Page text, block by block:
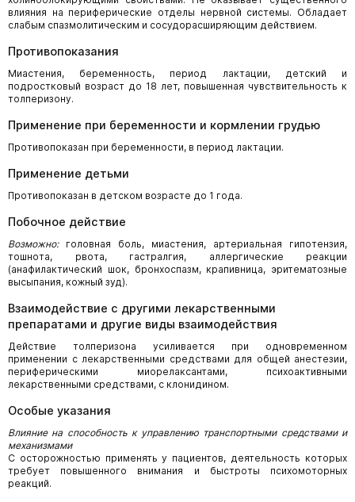
влияния на периферические отделы нервной системы. Обладает
слабым спазмолитическим и сосудорасширяющим действием.
Противопоказания
Миастения, беременность, период лактации, детский и
подростковый возраст до 18 лет, повышенная чувствительность к
толперизону.
Применение при беременности и кормлении грудью
Противопоказан при беременности, в период лактации.
Применение детьми
Противопоказан в детском возрасте до 1 года.
Побочное действие
Возможно:головная боль, миастения, артериальная гипотензия,
тошнота, рвота, гастралгия, аллергические реакции
(анафилактический шок, бронхоспазм, крапивница, эритематозные
высыпания, кожный зуд).
Взаимодействие с другими лекарственными
препаратами и другие виды взаимодействия
Действие толперизона усиливается при одновременном
применении с лекарственными средствами для общей анестезии,
периферическими миорелаксантами, психоактивными
лекарственными средствами, с клонидином.
Особые указания
Влияние на способность к управлению транспортными средствами и
механизмами
С осторожностью применять у пациентов, деятельность которых
требует повышенного внимания и быстроты психомоторных
реакций.